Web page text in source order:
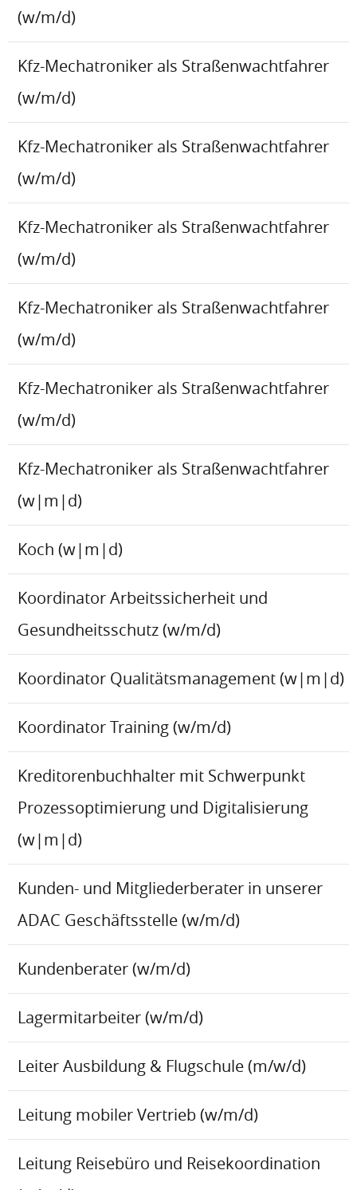
(w/m/d)
Kfz-Mechatroniker als Straßenwachtfahrer
(w/m/d)
Kfz-Mechatroniker als Straßenwachtfahrer
(w/m/d)
Kfz-Mechatroniker als Straßenwachtfahrer
(w/m/d)
Kfz-Mechatroniker als Straßenwachtfahrer
(w/m/d)
Kfz-Mechatroniker als Straßenwachtfahrer
(w/m/d)
Kfz-Mechatroniker als Straßenwachtfahrer
(w|m|d)
Koch (w|m|d)
Koordinator Arbeitssicherheit und
Gesundheitsschutz (w/m/d)
Koordinator Qualitätsmanagement (w|m|d)
Koordinator Training (w/m/d)
Kreditorenbuchhalter mit Schwerpunkt
Prozessoptimierung und Digitalisierung
(w|m|d)
Kunden- und Mitgliederberater in unserer
ADAC Geschäftsstelle (w/m/d)
Kundenberater (w/m/d)
Lagermitarbeiter (w/m/d)
Leiter Ausbildung & Flugschule (m/w/d)
Leitung mobiler Vertrieb (w/m/d)
Leitung Reisebüro und Reisekoordination